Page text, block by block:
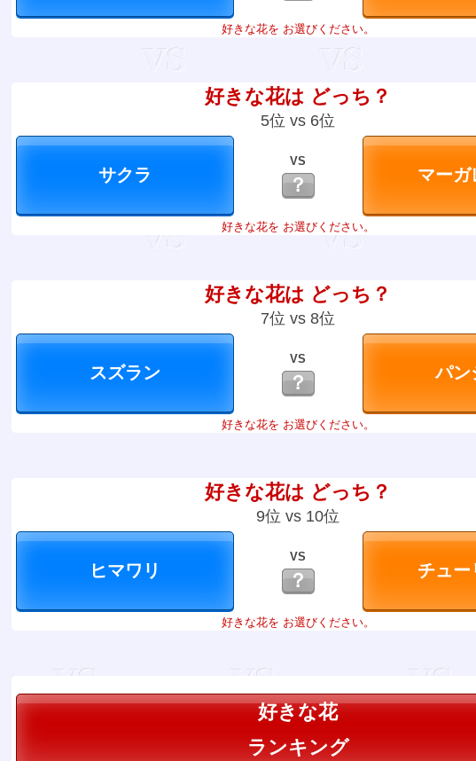
好きな花を お選びください。
好きな花は どっち？
5位 vs 6位
VS
？
好きな花を お選びください。
好きな花は どっち？
7位 vs 8位
VS
？
好きな花を お選びください。
好きな花は どっち？
9位 vs 10位
VS
？
好きな花を お選びください。
好きな花
ランキング